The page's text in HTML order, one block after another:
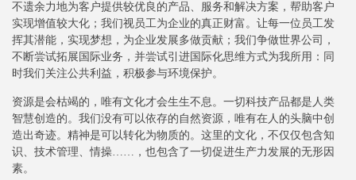
不遗余力地为客户提供较优良的产品、服务和解决方案，帮助客户
实现增值较大化；我们视员工为企业的真正财富。让每一位员工发
挥其潜能，实现梦想，为企业发展多做贡献；我们争做世界公司，
不断尝试拓展国际业务，并尝试引进国际化思维方式为我所用：同
时我们关注公共利益，积极参与环境保护。
资源是会枯竭的，唯有文化才会生生不息。一切科技产品都是人类
智慧创造的。我们没有可以依存的自然资源，唯有在人的头脑中创
造出奇迹。精神是可以转化为物质的。这里的文化，不仅仅包含知
识、技术管理、情操……，也包含了一切促进生产力发展的无形因
素。